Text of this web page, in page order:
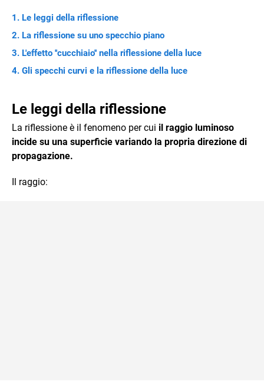
Le leggi della riflessione
La riflessione su uno specchio piano
L'effetto ''cucchiaio'' nella riflessione della luce
Gli specchi curvi e la riflessione della luce
Le leggi della riflessione
La riflessione è il fenomeno per cui il raggio luminoso
incide su una superficie variando la propria direzione di
propagazione.
Il raggio: